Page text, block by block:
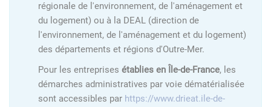
régionale de l'environnement, de l'aménagement et
du logement) ou à la DEAL (direction de
l'environnement, de l'aménagement et du logement)
des départements et régions d'Outre-Mer.
Pour les entreprises établies en Île-de-France, les
démarches administratives par voie dématérialisée
sont accessibles par https://www.drieat.ile-de-